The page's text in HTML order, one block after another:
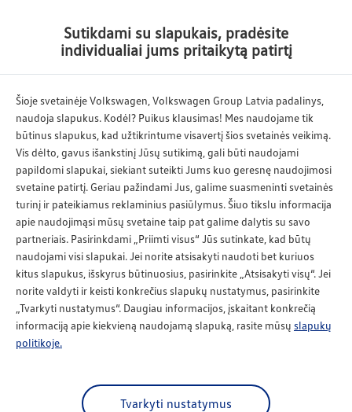
AtgalSutikdami su slapukais, pradėsite
individualiai jums pritaikytą patirtį
Šioje svetainėje Volkswagen, Volkswagen Group Latvia padalinys,
naudoja slapukus. Kodėl? Puikus klausimas! Mes naudojame tik
būtinus slapukus, kad užtikrintume visavertį šios svetainės veikimą.
Vis dėlto, gavus išankstinį Jūsų sutikimą, gali būti naudojami
papildomi slapukai, siekiant suteikti Jums kuo geresnę naudojimosi
svetaine patirtį. Geriau pažindami Jus, galime suasmeninti svetainės
turinį ir pateikiamus reklaminius pasiūlymus. Šiuo tikslu informacija
apie naudojimąsi mūsų svetaine taip pat galime dalytis su savo
partneriais. Pasirinkdami „Priimti visus“ Jūs sutinkate, kad būtų
naudojami visi slapukai. Jei norite atsisakyti naudoti bet kuriuos
kitus slapukus, išskyrus būtinuosius, pasirinkite „Atsisakyti visų“. Jei
norite valdyti ir keisti konkrečius slapukų nustatymus, pasirinkite
„Tvarkyti nustatymus“. Daugiau informacijos, įskaitant konkrečią
informaciją apie kiekvieną naudojamą slapuką, rasite mūsų slapukų
politikoje.
Tvarkyti nustatymus